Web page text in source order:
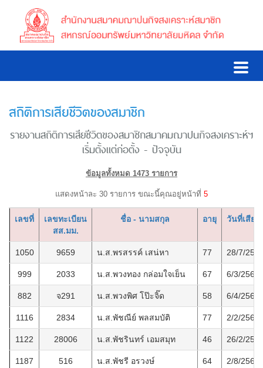
สถิติการเสียชีวิตของสมาชิก
รายงานสถิติการเสียชีวิตของสมาชิกสมาคมฌาปนกิจสงเคราะห์ฯ
เริ่มตั้งแต่ก่อตั้ง - ปัจจุบัน
ข้อมูลทั้งหมด 1473 รายการ
แสดงหน้าละ 30 รายการ ขณะนี้คุณอยู่หน้าที่ 5
เลขที่
เลขทะเบียน
สส.มม.
ชื่อ - นามสกุล อายุ วันที่เสียชี
1050 9659 น.ส.พรสรรค์ เสน่หา 77 28/7/
999 2033 น.ส.พวงทอง กล่อมใจเย็น 67 6/3/2566
882 จ291 น.ส.พวงพิศ โป๊ะจิ๊ด 58 6/4/2565
1116 2834 น.ส.พัชณีย์ พลสมบัติ 77 2/2/2567
1122 28006 น.ส.พัชรินทร์ เอมสมุท 46 26/2/
1187 516 น.ส.พัชรี อรวงษ์ 64 2/8/2567